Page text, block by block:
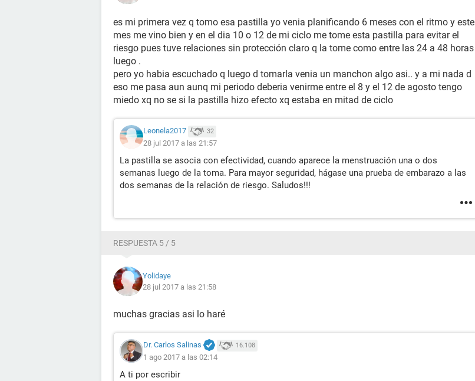
es mi primera vez q tomo esa pastilla yo venia planificando 6 meses con el ritmo y este
mes me vino bien y en el dia 10 o 12 de mi ciclo me tome esta pastilla para evitar el
riesgo pues tuve relaciones sin protección claro q la tome como entre las 24 a 48 horas
luego .
pero yo habia escuchado q luego d tomarla venia un manchon algo asi.. y a mi nada d
eso me pasa aun aunq mi periodo deberia venirme entre el 8 y el 12 de agosto tengo
miedo xq no se si la pastilla hizo efecto xq estaba en mitad de ciclo
Leonela2017 32
28 jul 2017 a las 21:57
La pastilla se asocia con efectividad, cuando aparece la menstruación una o dos
semanas luego de la toma. Para mayor seguridad, hágase una prueba de embarazo a las
dos semanas de la relación de riesgo. Saludos!!!
RESPUESTA 5 / 5
Yolidaye
28 jul 2017 a las 21:58
muchas gracias asi lo haré
Dr. Carlos Salinas 16.108
1 ago 2017 a las 02:14
A ti por escribir